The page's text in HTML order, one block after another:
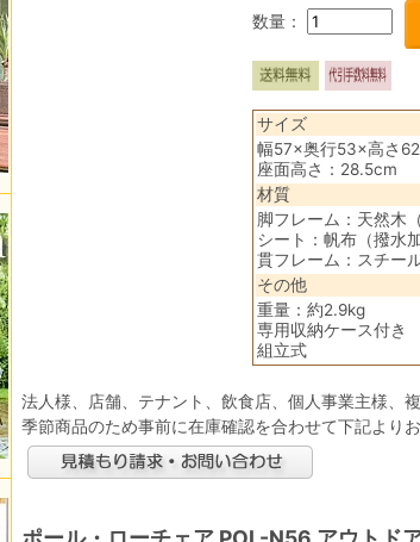
数量：
サイズ
幅57×奥行53×高さ
座面高さ：28.5cm
材質
脚フレーム：天然木
シート：帆布（撥水加
貫フレーム：スチー
その他
重量：約2.9kg
専用収納ケース付き
組立式
法人様、店舗、テナント、飲食店、個人事業主様、
季節商品のため事前に在庫確認を合わせて下記より